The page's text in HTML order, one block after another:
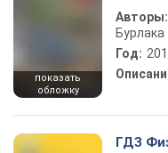
показать
обложку
Авторы:
Бурлака
Год:
ГДЗ